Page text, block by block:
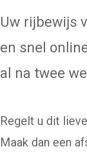
Uw rijbewijs
en snel
al na twee
Regelt u dit
Maak dan een